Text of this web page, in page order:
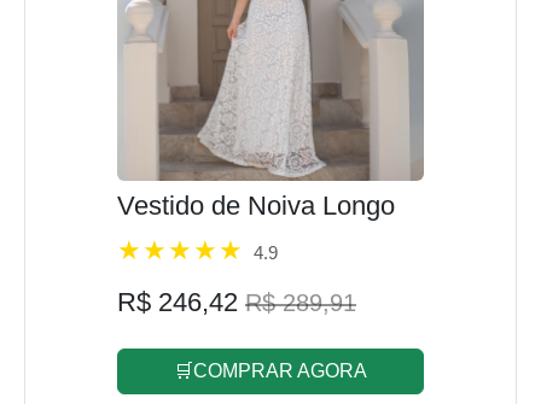
Vestido de Noiva Longo
4.9
R$ 246,42 R$ 289,91
🛒COMPRAR AGORA